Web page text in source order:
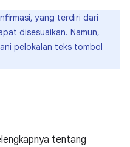
yang terdiri dari
disesuaikan. Namun,
pelokalan teks tombol
tentang